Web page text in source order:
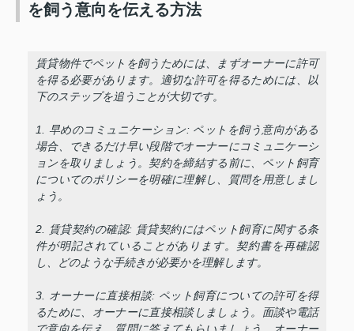
を飼う意向を伝える方法
賃貸物件でペットを飼うためには、まずオーナーに許可
を得る必要があります。適切な許可を得るためには、以
下のステップを追うことが大切です。
1. 早めのコミュニケーション: ペットを飼う意向がある
場合、できるだけ早い段階でオーナーにコミュニケーシ
ョンを取りましょう。契約を締結する前に、ペット飼育
についてのポリシーを明確に理解し、質問を用意しまし
ょう。
2. 賃貸契約の確認: 賃貸契約にはペット飼育に関する条
件が明記されていることがあります。契約書を再確認
し、どのような手続きが必要かを理解します。
3. オーナーに直接相談: ペット飼育についての許可を得
るために、オーナーに直接相談しましょう。面談や電話